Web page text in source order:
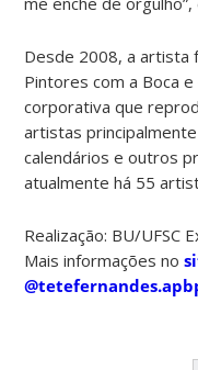
Desde 2008, a artista
Pintores com a Boca
corporativa que
artistas
calendários e outros
atualmente há 55
Realização: BU/UFSC
Mais informações no